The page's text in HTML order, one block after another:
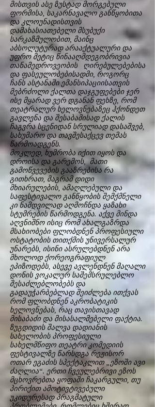
მისთვის ასე ზუსტად მორგებული
ფორმისა, საკარნავალო განწყობითა
და კლოუნადისთვის
დამახასიათებელი მსუბუქი
სარკაზმულობით, მაინც
აბსოლუტურად არააქტუალური და
უფრო მეტიც წინააღმდეგობრივია
თანამედროვეობის ღირებულებებისა
და ფასეულობებისადმი, როგორც
ჩანს ასტანაში ემანსიპაციისათვის
მებრძოლი ქალთა დაჯგუფებები ჯერ
ისე მყარად ვერ დგანან ფეხზე, რომ
თეატრალურ ხელოვნებაზეც ჰქონდეთ
გავლენა და შესაბამისად ქალის
ჩაგვრა სცენიდან სრულიად დასაშვებ,
სახუმარო და თავშესაქცევ თემას
წარმოადგენს.
მოკლედ, ხუმრობა იქით იყოს და
დროისა და გარემოს, მათი
გამოწვევების გააზრებისა რა
გითხრათ, მაგრამ დიდი
მხიარულების, ამაღლებული და
საფესტივალო განწყობის შემქმნელი
კი ნამდვილად აღმოჩნდა ყაზახი
სტუმრების წარმოდგენა. აქვე მინდა
აღვნიშნო ისიც რომ ახალგაზრდა
მსახიობები ფლობდნენ პროფესიული
ოსტატობის თითქმის უნივერსალურ
უნარებს, ისინი ასრულებდნენ არა
მხოლოდ ქორეოგრაფიულ
ეპიზოდებს, ასევე ავლენდნენ მაღალი
დონის ვოკალურ საშემსრულებლო
შესაძლებლობებს და
გადაუჭარბებლად შეიძლება ითქვას
რომ ფლობდნენ აკრობატიკის
ხელოვნებას, რაც თავისთავად
მისაბაძი და მისასალმებელი ფაქტია.
ზუგდიდის შალვა დადიანის
სახელობის პროფესიული
სახელმწიფო თეატრი კომედიის
ფესტივალზე წარსდგა რეჟისორ
ოთარ ეგაძის სპექტაკლით „ეზოში ავი
ძაღლია“. ერთი ჩვეულებრივი ეზოს
მცხოვრებთა ყოფაში ჩაკარგული, თუ
პირიქით ამოტივტივებული
უკიდურესად პრაგმატული